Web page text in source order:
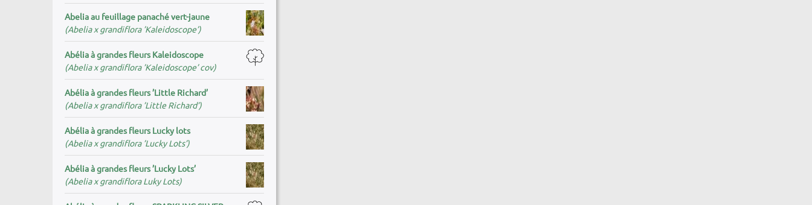
Abelia au feuillage panaché vert-jaune
(Abelia x grandiflora ’Kaleidoscope’)
Abélia à grandes fleurs Kaleidoscope
(Abelia x grandiflora ’Kaleidoscope’ cov)
Abélia à grandes fleurs ’Little Richard’
(Abelia x grandiflora ’Little Richard’)
Abélia à grandes fleurs Lucky lots
(Abelia x grandiflora ’Lucky Lots’)
Abélia à grandes fleurs ’Lucky Lots’
(Abelia x grandiflora Luky Lots)